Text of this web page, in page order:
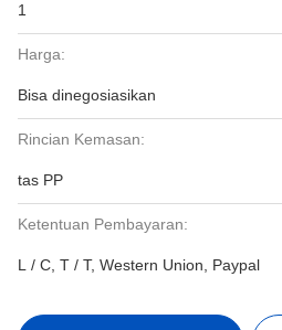
1
Harga:
Bisa dinegosiasikan
Rincian Kemasan:
tas PP
Ketentuan Pembayaran:
L / C, T / T, Western Union, Paypal